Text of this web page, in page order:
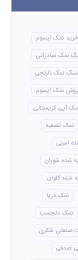
خرید نمک اپسوم
نمک صادراتی
سنگ نمک نارنجی
نمک اپسوم
آبی کریستالی
نمک تصفیه
اسبی
شده شوران
شده کلوان
نمک دریا
نمک دلچسب
صنعتی شکری
صدفی